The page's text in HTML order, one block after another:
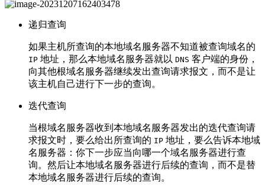
递归查询
如果主机所查询的本地域名服务器不知道被查询域名的
IP 地址，那么本地域名服务器就以 DNS 客户端的身份，
向其他根域名服务器继续发出查询请求报文，而不是让
该主机自己进行下一步的查询。
迭代查询
当根域名服务器收到本地域名服务器发出的迭代查询请
求报文时，要么给出所查询的 IP 地址，要么告诉本地域
名服务器：你下一步应当向哪一个域名服务器进行查
询。然后让本地域名服务器进行后续的查询，而不是替
本地域名服务器进行后续的查询。